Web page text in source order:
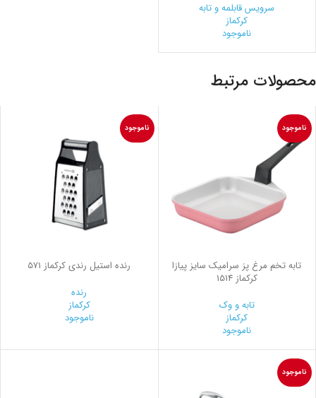
سرویس قابلمه و تابه
کرکماز
ناموجود
محصولات مرتبط
ناموجود
تابه تخم مرغ پز سرامیک سایز پیازا
کرکماز 1514
تابه و وک
کرکماز
ناموجود
ناموجود
رنده استیل رندي کرکماز 571
رنده
کرکماز
ناموجود
ناموجود